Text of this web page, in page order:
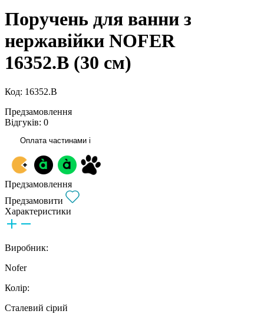
Поручень для ванни з
нержавійки NOFER
16352.B (30 см)
Код: 16352.B
Предзамовлення
Відгуків: 0
Оплата частинами i
Предзамовлення
Предзамовити
Характеристики
Виробник:
Nofer
Колір:
Сталевий сірий